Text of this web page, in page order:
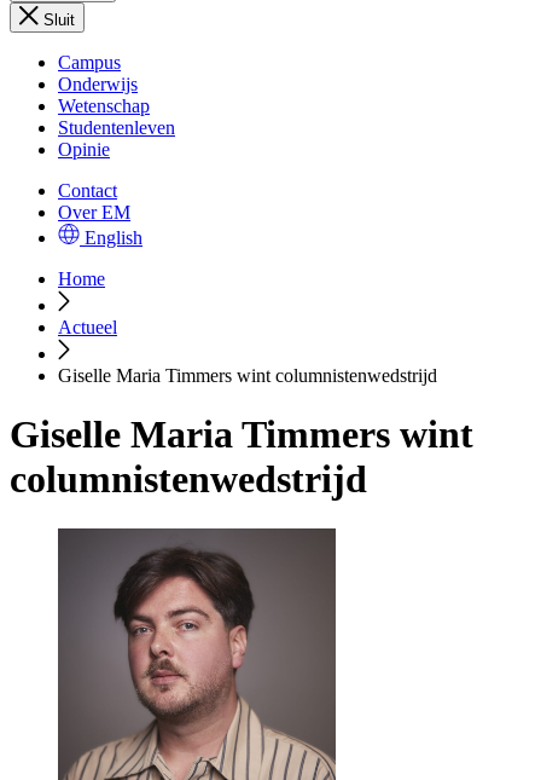
Sluit
Campus
Onderwijs
Wetenschap
Studentenleven
Opinie
Contact
Over EM
English
Home
Actueel
Giselle Maria Timmers wint columnistenwedstrijd
Giselle Maria Timmers wint
columnistenwedstrijd